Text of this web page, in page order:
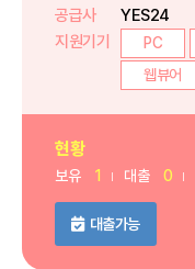
공급사
YES24
지원기기
PC
웹뷰어
현황
보유 1 대출 0
대출가능